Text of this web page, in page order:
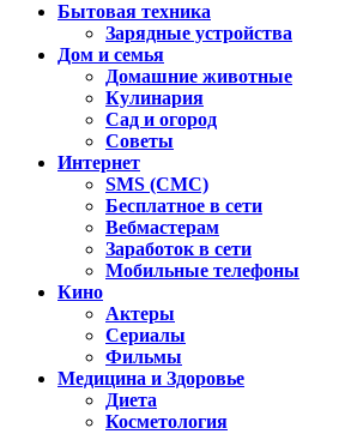
Бытовая техника
Зарядные устройства
Дом и семья
Домашние животные
Кулинария
Сад и огород
Советы
Интернет
SMS (СМС)
Бесплатное в сети
Вебмастерам
Заработок в сети
Мобильные телефоны
Кино
Актеры
Сериалы
Фильмы
Медицина и Здоровье
Диета
Косметология